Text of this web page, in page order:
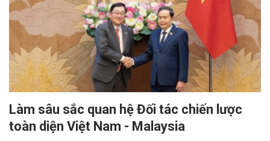
Làm sâu sắc quan hệ Đối tác chiến lược
toàn diện Việt Nam - Malaysia